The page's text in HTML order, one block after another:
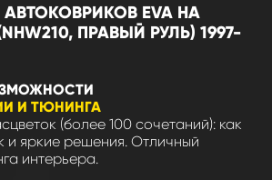
EVA НА
(NHW210, ПРАВЫЙ РУЛЬ) 1997-
И ТЮНИНГА
(более 100 сочетаний): как
и яркие решения. Отличный
интерьера.